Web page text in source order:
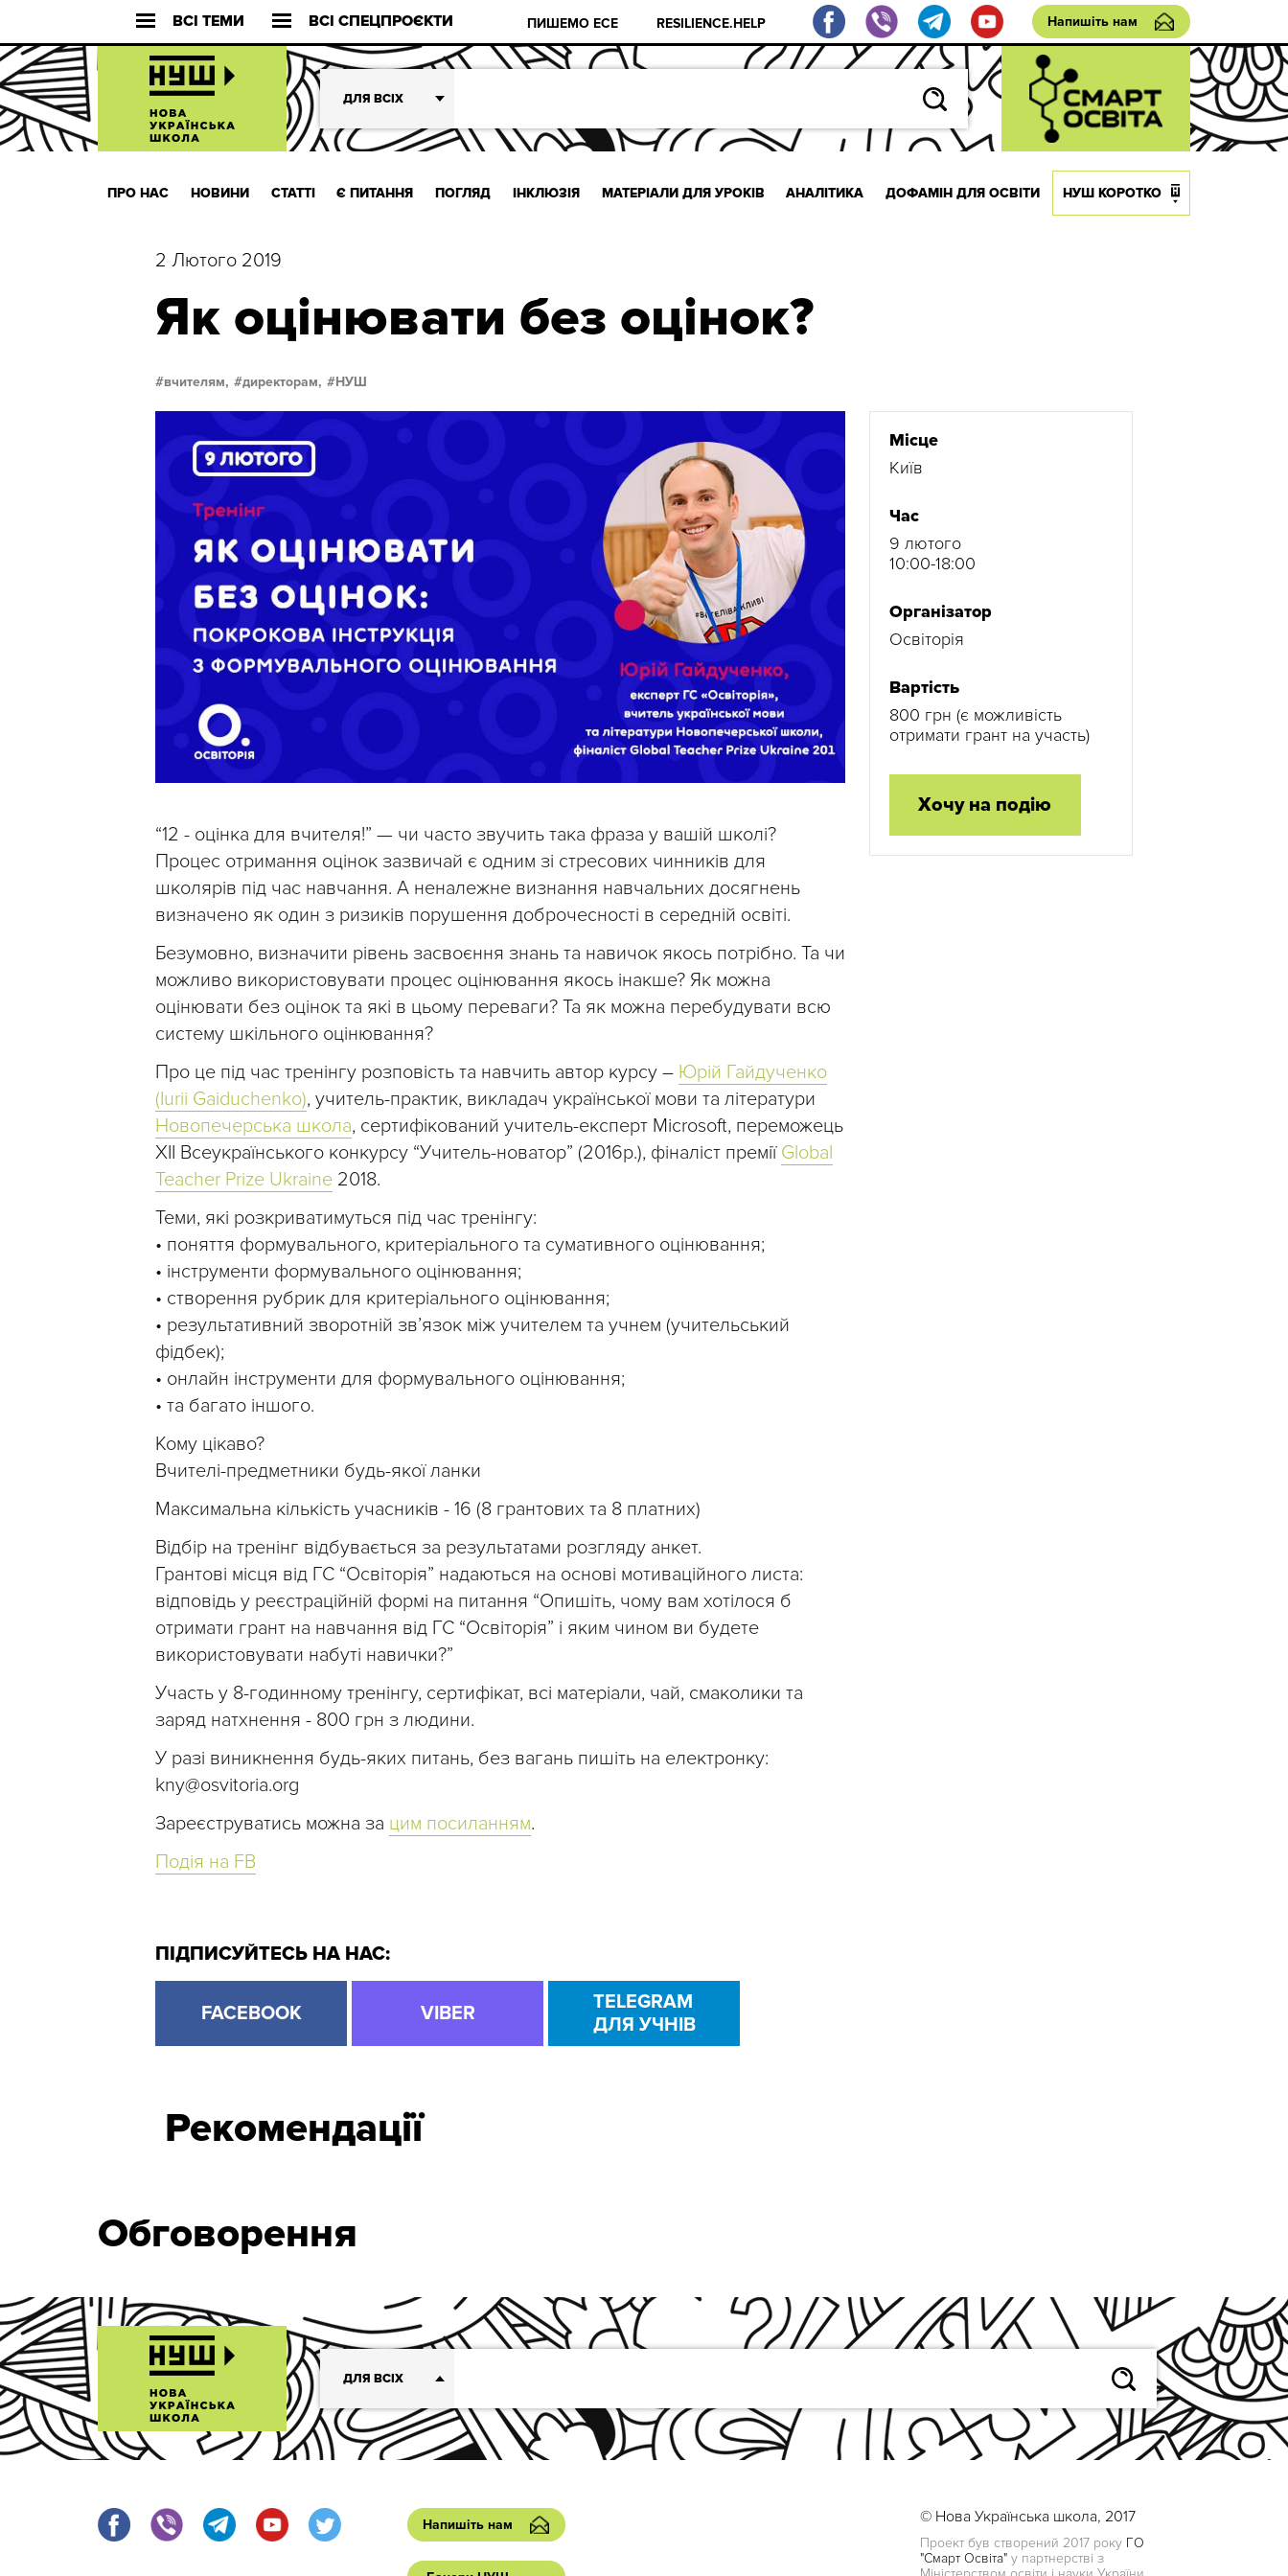
ВСІ ТЕМИ ВСІ СПЕЦПРОЄКТИ ПИШЕМО ЕСЕ RESILIENCE.HELP Напишіть нам
ДЛЯ ВСІХ
ПРО НАС НОВИНИ СТАТТІ Є ПИТАННЯ ПОГЛЯД ІНКЛЮЗІЯ МАТЕРІАЛИ ДЛЯ УРОКІВ АНАЛІТИКА ДОФАМІН ДЛЯ ОСВІТИ НУШ КОРОТКО
2 Лютого 2019
Як оцінювати без оцінок?
вчителям, директорам, НУШ
“12 - оцінка для вчителя!” — чи часто звучить така фраза у вашій школі?
Процес отримання оцінок зазвичай є одним зі стресових чинників для
школярів під час навчання. А неналежне визнання навчальних досягнень
визначено як один з ризиків порушення доброчесності в середній освіті.
Безумовно, визначити рівень засвоєння знань та навичок якось потрібно. Та чи
можливо використовувати процес оцінювання якось інакше? Як можна
оцінювати без оцінок та які в цьому переваги? Та як можна перебудувати всю
систему шкільного оцінювання?
Про це під час тренінгу розповість та навчить автор курсу – Юрій Гайдученко
(Iurii Gaiduchenko), учитель-практик, викладач української мови та літератури
Новопечерська школа, сертифікований учитель-експерт Microsoft, переможець
ХІІ Всеукраїнського конкурсу “Учитель-новатор” (2016р.), фіналіст премії Global
Teacher Prize Ukraine 2018.
Теми, які розкриватимуться під час тренінгу:
• поняття формувального, критеріального та сумативного оцінювання;
• інструменти формувального оцінювання;
• створення рубрик для критеріального оцінювання;
• результативний зворотній зв’язок між учителем та учнем (учительський
фідбек);
• онлайн інструменти для формувального оцінювання;
• та багато іншого.
Кому цікаво?
Вчителі-предметники будь-якої ланки
Максимальна кількість учасників - 16 (8 грантових та 8 платних)
Відбір на тренінг відбувається за результатами розгляду анкет.
Грантові місця від ГС “Освіторія” надаються на основі мотиваційного листа:
відповідь у реєстраційній формі на питання “Опишіть, чому вам хотілося б
отримати грант на навчання від ГС “Освіторія” і яким чином ви будете
використовувати набуті навички?”
Участь у 8-годинному тренінгу, сертифікат, всі матеріали, чай, смаколики та
заряд натхнення - 800 грн з людини.
У разі виникнення будь-яких питань, без вагань пишіть на електронку:
kny@osvitoria.org
Зареєструватись можна за цим посиланням.
Подія на FB
Місце
Київ
Час
9 лютого
10:00-18:00
Організатор
Освіторія
Вартість
800 грн (є можливість
отримати грант на участь)
Хочу на подію
ПІДПИСУЙТЕСЬ НА НАС:
FACEBOOK VIBER
TELEGRAM
ДЛЯ УЧНІВ
Рекомендації
Обговорення
ДЛЯ ВСІХ
Напишіть нам © Нова Українська школа, 2017
Проект був створений 2017 року ГО
"Смарт Освіта" у партнерстві з